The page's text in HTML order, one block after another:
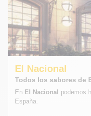
El Nacional
Todos los sabores de
En El Nacional podemos
España.